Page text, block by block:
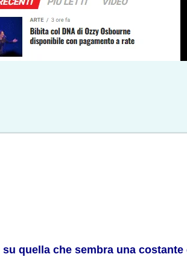
quella che sembra una costante